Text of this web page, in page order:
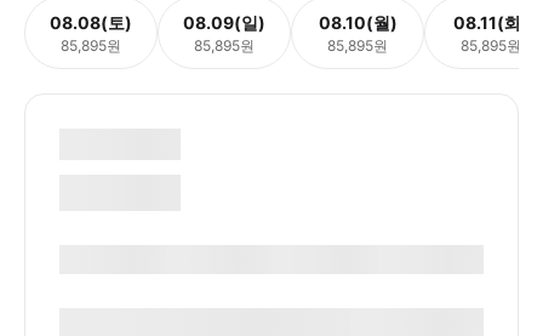
08.08(토)
85,895원
08.09(일)
85,895원
08.10(월)
85,895원
08.11(화)
85,895원